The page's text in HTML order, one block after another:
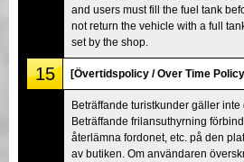
and users must fill the fuel tank
not return the vehicle with a full
set by the shop.
15 [Övertidspolicy / Over Time
Beträffande turistkunder gäller inte
Beträffande frilansuthyrning
återlämna fordonet, etc. på den
av butiken. Om användaren